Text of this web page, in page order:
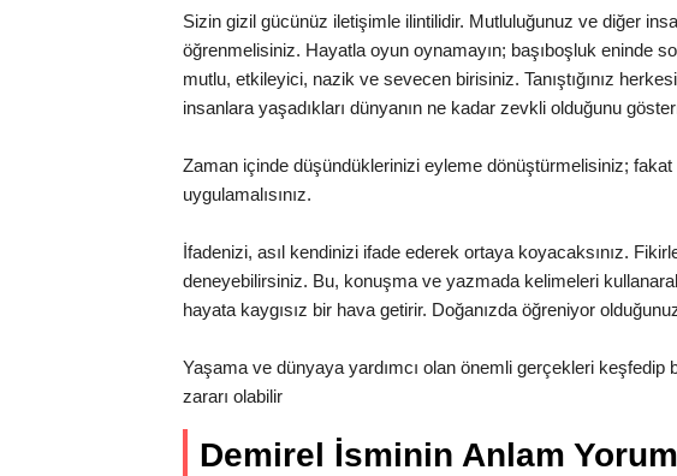
Sizin gizil gücünüz iletişimle ilintilidir. Mutluluğunuz ve diğer
öğrenmelisiniz. Hayatla oyun oynamayın; başıboşluk eninde
mutlu, etkileyici, nazik ve sevecen birisiniz. Tanıştığınız
insanlara yaşadıkları dünyanın ne kadar zevkli olduğunu
Zaman içinde düşündüklerinizi eyleme dönüştürmelisiniz;
uygulamalısınız.
İfadenizi, asıl kendinizi ifade ederek ortaya koyacaksınız.
deneyebilirsiniz. Bu, konuşma ve yazmada kelimeleri
hayata kaygısız bir hava getirir. Doğanızda öğreniyor
Yaşama ve dünyaya yardımcı olan önemli gerçekleri keşfedip
zararı olabilir
Demirel İsminin Anlam